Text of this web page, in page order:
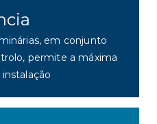
em conjunto
, permite a máxima